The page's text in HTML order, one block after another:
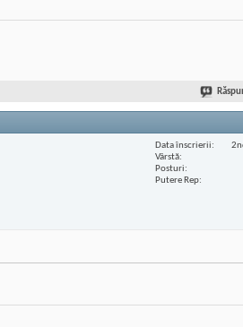
Data înscrierii
Vârstă
Posturi
Putere Rep